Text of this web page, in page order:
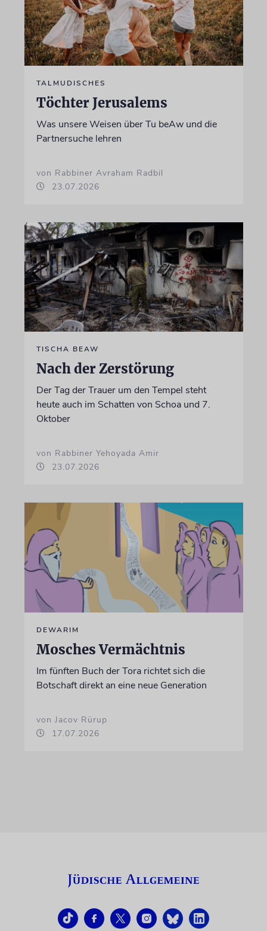
TALMUDISCHES
Töchter Jerusalems
Was unsere Weisen über Tu beAw und die
Partnersuche lehren
von Rabbiner Avraham Radbil
23.07.2026
TISCHA BEAW
Nach der Zerstörung
Der Tag der Trauer um den Tempel steht
heute auch im Schatten von Schoa und 7.
Oktober
von Rabbiner Yehoyada Amir
23.07.2026
DEWARIM
Mosches Vermächtnis
Im fünften Buch der Tora richtet sich die
Botschaft direkt an eine neue Generation
von Jacov Rürup
17.07.2026